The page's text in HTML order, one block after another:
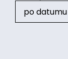
po datumu